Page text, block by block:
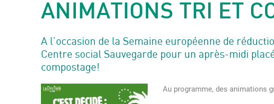
ANIMATIONS TRI ET
A l’occasion de la Semaine européenne de
Centre social Sauvegarde pour un après-midi
compostage!
Au programme, des animations